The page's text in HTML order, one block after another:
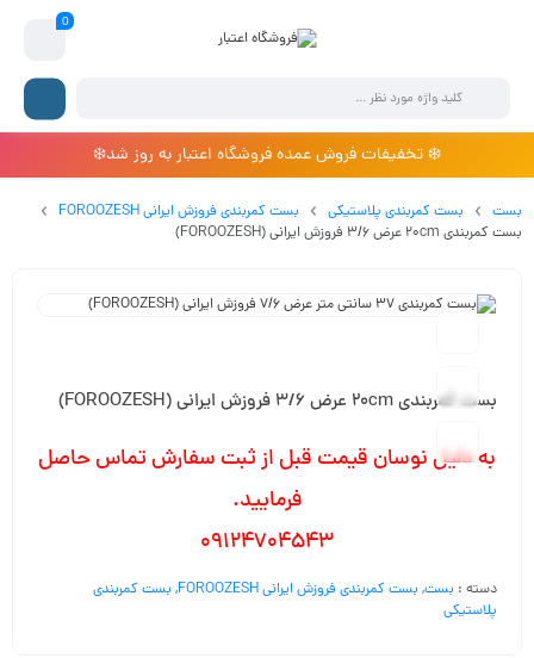
0
❄️ تخفیفات فروش عمده فروشگاه اعتبار به روز شد❄️
بست بست کمربندی پلاستیکی
بست کمربندی فروزش ایرانی FOROOZESH
بست کمربندی 20cm عرض 3/6 فروزش ایرانی (FOROOZESH)
بست کمربندی 20cm عرض 3/6 فروزش ایرانی (FOROOZESH)
به دلیل نوسان قیمت قبل از ثبت سفارش تماس حاصل
فرمایید.
09124704543
دسته : بست, بست کمربندی فروزش ایرانی FOROOZESH , بست کمربندی
پلاستیکی